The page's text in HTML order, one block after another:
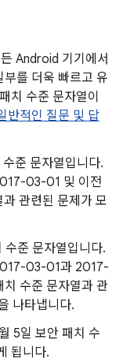
Android 기기에서
를 더욱 빠르고 유
치 수준 문자열이
반적인 질문 및 답
준 문자열입니다.
03-01 및 이전
관련된 문제가 모
수준 문자열입니다.
03-01과 2017-
수준 문자열과 관
나타냅니다.
5일 보안 패치 수
됩니다.